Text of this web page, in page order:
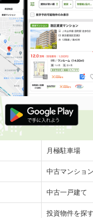
市天辰町
格
4.35万円
所
鹿児島県薩摩川内市天辰
有面積 57.23m²
取り
2LDK
之園町
格
6.40万円
所
鹿児島県鹿児島市上之園
有面積
町川西
4.30万円
月極駐車場
中古マンション
中古一戸建て
投資物件を探す